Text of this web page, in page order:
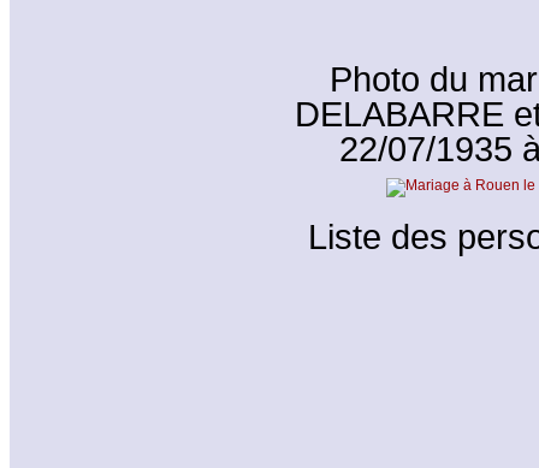
Photo du
DELABARRE
22/07/1935
Liste des